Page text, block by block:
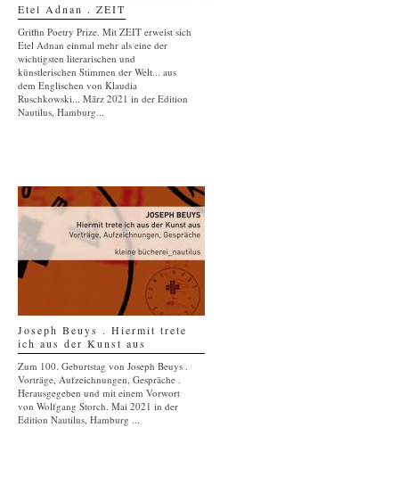
Etel Adnan . ZEIT
Griffin Poetry Prize. Mit ZEIT erweist sich
Etel Adnan einmal mehr als eine der
wichtigsten literarischen und
künstlerischen Stimmen der Welt... aus
dem Englischen von Klaudia
Ruschkowski... März 2021 in der Edition
Nautilus, Hamburg...
Joseph Beuys . Hiermit trete
ich aus der Kunst aus
Zum 100. Geburtstag von Joseph Beuys .
Vorträge, Aufzeichnungen, Gespräche .
Herausgegeben und mit einem Vorwort
von Wolfgang Storch. Mai 2021 in der
Edition Nautilus, Hamburg ...